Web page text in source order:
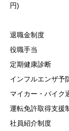
制
退職金制度
役職手当
定期健康診断
インフルエンザ予
マイカー・バイク
運転免許取得支援
社員紹介制度